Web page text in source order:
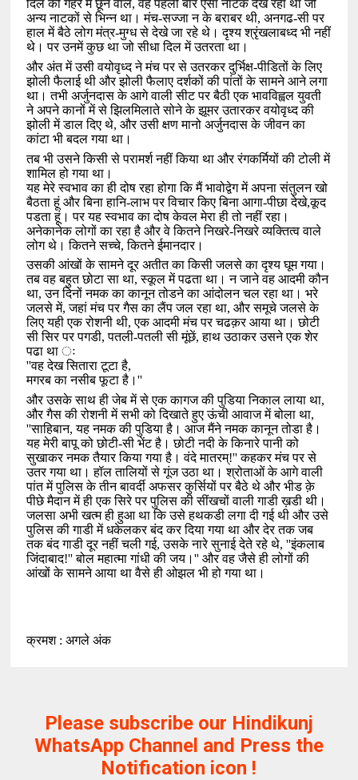
दिल को गहरे में छूने वाले, वह पहली बार ऐसा नाटक देख रहा था जो
अन्य नाटकों से भिन्न था। मंच-सज्जा न के बराबर थी, अनगढ-सी पर
हाल में बैठे लोग मंत्र-मुग्ध से देखे जा रहे थे। दृश्य श्रृंखलाबध्द भी नहीं
थे। पर उनमें कुछ था जो सीधा दिल में उतरता था।
और अंत में उसी वयोवृध्द ने मंच पर से उतरकर दुर्भिक्ष-पीडितों के लिए
झोली फैलाई थी और झोली फैलाए दर्शकों की पांतों के सामने आने लगा
था। तभी अर्जुनदास के आगे वाली सीट पर बैठी एक भावविह्वल युवती
ने अपने कानों में से झिलमिलाते सोने के झूमर उतारकर वयोवृध्द की
झोली में डाल दिए थे, और उसी क्षण मानो अर्जुनदास के जीवन का
कांटा भी बदल गया था।
तब भी उसने किसी से परामर्श नहीं किया था और रंगकर्मियों की टोली में
शामिल हो गया था।
यह मेरे स्वभाव का ही दोष रहा होगा कि मैं भावोद्वेग में अपना संतुलन खो
बैठता हूं और बिना हानि-लाभ पर विचार किए बिना आगा-पीछा देखे,कूद
पडता हूं। पर यह स्वभाव का दोष केवल मेरा ही तो नहीं रहा।
अनेकानेक लोगों का रहा है और वे कितने निखरे-निखरे व्यक्तित्व वाले
लोग थे। कितने सच्चे, कितने ईमानदार।
उसकी आंखों के सामने दूर अतीत का किसी जलसे का दृश्य घूम गया।
तब वह बहुत छोटा सा था, स्कूल में पढता था। न जाने वह आदमी कौन
था, उन दिनों नमक का कानून तोडने का आंदोलन चल रहा था। भरे
जलसे में, जहां मंच पर गैस का लैंप जल रहा था, और समूचे जलसे के
लिए यही एक रोशनी थी, एक आदमी मंच पर चढक़र आया था। छोटी
सी सिर पर पगडी, पतली-पतली सी मूंछें, हाथ उठाकर उसने एक शेर
पढा था ः
''वह देख सितारा टूटा है,
मगरब का नसीब फूटा है।''
और उसके साथ ही जेब में से एक कागज की पुडिया निकाल लाया था,
और गैस की रोशनी में सभी को दिखाते हुए ऊंची आवाज में बोला था,
''साहिबान, यह नमक की पुडिया है। आज मैंने नमक कानून तोडा है।
यह मेरी बापू को छोटी-सी भेंट है। छोटी नदी के किनारे पानी को
सुखाकर नमक तैयार किया गया है। वंदे मातरम्!'' कहकर मंच पर से
उतर गया था। हॉल तालियों से गूंज उठा था। श्रोताओं के आगे वाली
पांत में पुलिस के तीन बावर्दी अफसर कुर्सियों पर बैठे थे और भीड क़े
पीछे मैदान में ही एक सिरे पर पुलिस की सींखचों वाली गाडी ख़डी थी।
जलसा अभी खत्म ही हुआ था कि उसे हथकडी लगा दी गई थी और उसे
पुलिस की गाडी में धकेलकर बंद कर दिया गया था और देर तक जब
तक बंद गाडी दूर नहीं चली गई, उसके नारे सुनाई देते रहे थे, ''इंकलाब
जिंदाबाद!'' बोल महात्मा गांधी की जय।'' और वह जैसे ही लोगों की
आंखों के सामने आया था वैसे ही ओझल भी हो गया था।
क्रमश : अगले अंक
Please subscribe our Hindikunj
WhatsApp Channel and Press the
Notification icon !